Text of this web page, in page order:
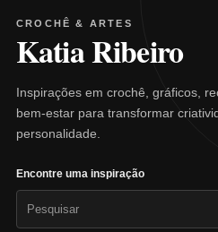
CROCHÊ & ARTES
Katia Ribeiro
Inspirações em crochê, gráficos,
bem-estar para transformar
personalidade.
Encontre uma inspiração